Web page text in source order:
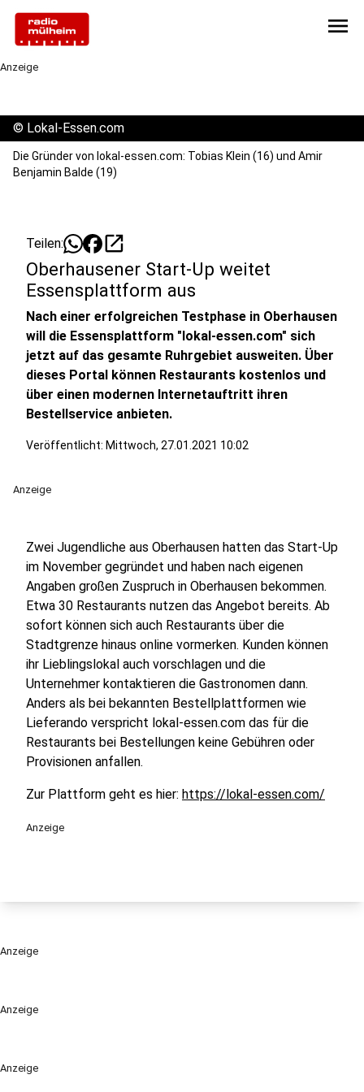
menu
Anzeige
Anzeige
Anzeige
© Lokal-Essen.com
Die Gründer von lokal-essen.com: Tobias Klein (16) und Amir
Benjamin Balde (19)
Teilen: open_in_new
Oberhausener Start-Up weitet
Essensplattform aus
Nach einer erfolgreichen Testphase in Oberhausen
will die Essensplattform "lokal-essen.com" sich
jetzt auf das gesamte Ruhrgebiet ausweiten. Über
dieses Portal können Restaurants kostenlos und
über einen modernen Internetauftritt ihren
Bestellservice anbieten.
Veröffentlicht: Mittwoch, 27.01.2021 10:02
Anzeige
Zwei Jugendliche aus Oberhausen hatten das Start-Up
im November gegründet und haben nach eigenen
Angaben großen Zuspruch in Oberhausen bekommen.
Etwa 30 Restaurants nutzen das Angebot bereits. Ab
sofort können sich auch Restaurants über die
Stadtgrenze hinaus online vormerken. Kunden können
ihr Lieblingslokal auch vorschlagen und die
Unternehmer kontaktieren die Gastronomen dann.
Anders als bei bekannten Bestellplattformen wie
Lieferando verspricht lokal-essen.com das für die
Restaurants bei Bestellungen keine Gebühren oder
Provisionen anfallen.
Zur Plattform geht es hier: https://lokal-essen.com/
Anzeige
Anzeige